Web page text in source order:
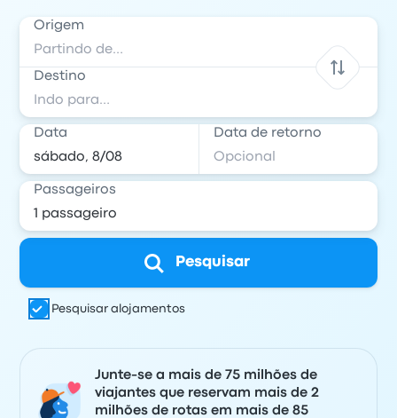
Origem
Destino
Data Data de retorno
Passageiros
Pesquisar
Pesquisar alojamentos
Junte-se a mais de 75 milhões de
viajantes que reservam mais de 2
milhões de rotas em mais de 85